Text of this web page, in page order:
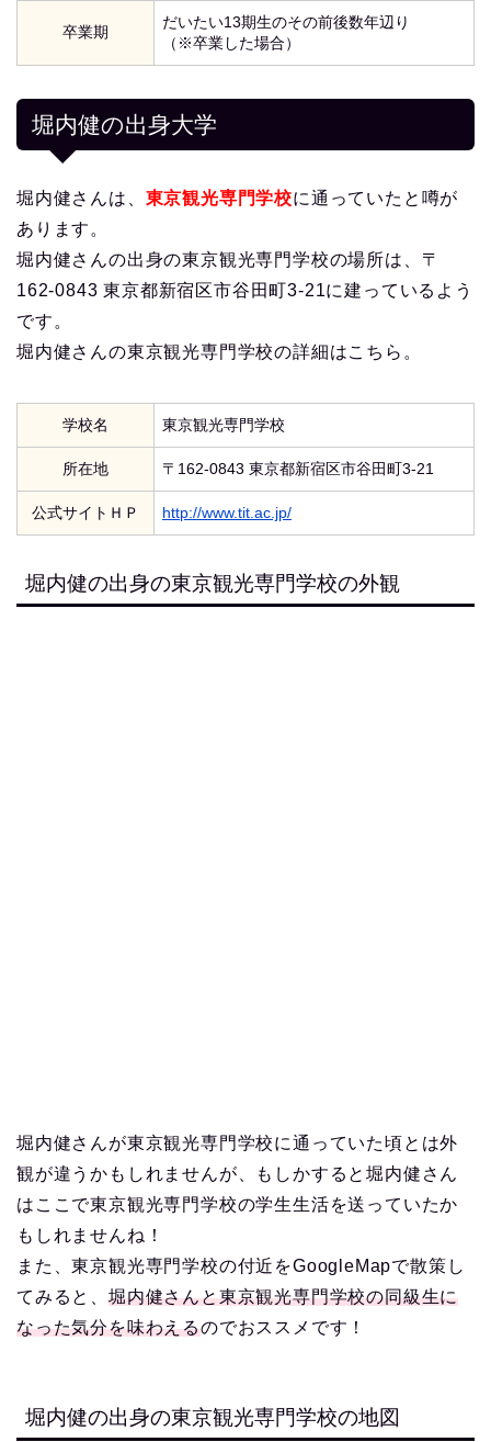
卒業期
だいたい13期生のその前後数年辺り
（※卒業した場合）
堀内健の出身大学
堀内健さんは、 東京観光専門学校に通っていたと噂が
あります。
堀内健さんの出身の東京観光専門学校の場所は、〒
162-0843 東京都新宿区市谷田町3-21に建っているよう
です。
堀内健さんの東京観光専門学校の詳細はこちら。
学校名 東京観光専門学校
所在地 〒162-0843 東京都新宿区市谷田町3-21
公式サイトＨＰ http://www.tit.ac.jp/
堀内健の出身の東京観光専門学校の外観
堀内健さんが東京観光専門学校に通っていた頃とは外
観が違うかもしれませんが、もしかすると堀内健さん
はここで東京観光専門学校の学生生活を送っていたか
もしれませんね！
また、東京観光専門学校の付近をGoogleMapで散策し
てみると、 堀内健さんと東京観光専門学校の同級生に
なった気分を味わえるのでおススメです！
堀内健の出身の東京観光専門学校の地図